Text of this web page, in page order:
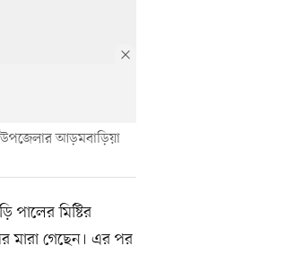
উপজেলার আড়মবাড়িয়া
মিষ্টির
মারা গেছেন। এর পর